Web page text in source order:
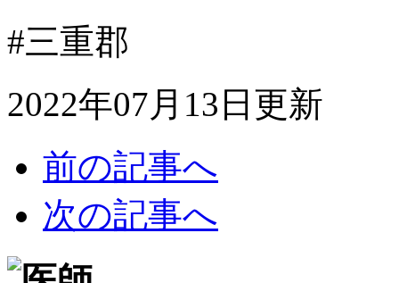
#三重郡
2022年07月13日更新
前の記事へ
次の記事へ